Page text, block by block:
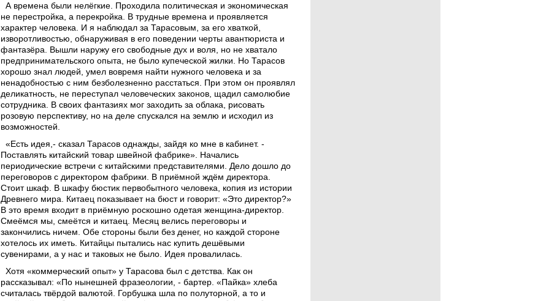
А времена были нелёгкие. Проходила политическая и экономическая
не перестройка, а перекройка. В трудные времена и проявляется
характер человека. И я наблюдал за Тарасовым, за его хваткой,
изворотливостью, обнаруживая в его поведении черты авантюриста и
фантазёра. Вышли наружу его свободные дух и воля, но не хватало
предпринимательского опыта, не было купеческой жилки. Но Тарасов
хорошо знал людей, умел вовремя найти нужного человека и за
ненадобностью с ним безболезненно расстаться. При этом он проявлял
деликатность, не переступал человеческих законов, щадил самолюбие
сотрудника. В своих фантазиях мог заходить за облака, рисовать
розовую перспективу, но на деле спускался на землю и исходил из
возможностей.
«Есть идея,- сказал Тарасов однажды, зайдя ко мне в кабинет. -
Поставлять китайский товар швейной фабрике». Начались
периодические встречи с китайскими представителями. Дело дошло до
переговоров с директором фабрики. В приёмной ждём директора.
Стоит шкаф. В шкафу бюстик первобытного человека, копия из истории
Древнего мира. Китаец показывает на бюст и говорит: «Это директор?»
В это время входит в приёмную роскошно одетая женщина-директор.
Смеёмся мы, смеётся и китаец. Месяц велись переговоры и
закончились ничем. Обе стороны были без денег, но каждой стороне
хотелось их иметь. Китайцы пытались нас купить дешёвыми
сувенирами, а у нас и таковых не было. Идея провалилась.
Хотя «коммерческий опыт» у Тарасова был с детства. Как он
рассказывал: «По нынешней фразеологии, - бартер. «Пайка» хлеба
считалась твёрдой валютой. Горбушка шла по полуторной, а то и